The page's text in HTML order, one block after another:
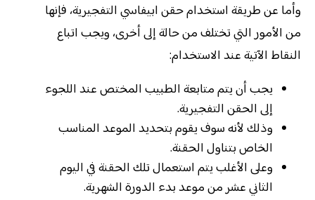
وأما عن طريقة استخدام حقن ابيفاسي التفجيرية، فإنها
من الأمور التي تختلف من حالة إلى أخرى، ويجب اتباع
النقاط الآتية عند الاستخدام:
يجب أن يتم متابعة الطبيب المختص عند اللجوء
إلى الحقن التفجيرية.
وذلك لأنه سوف يقوم بتحديد الموعد المناسب
الخاص بتناول الحقنة.
وعلى الأغلب يتم استعمال تلك الحقنة في اليوم
الثاني عشر من موعد بدء الدورة الشهرية.